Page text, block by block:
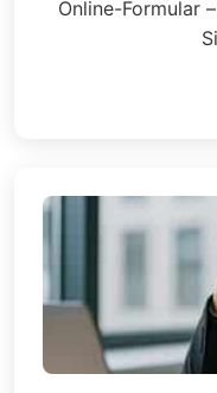
Online-Formular